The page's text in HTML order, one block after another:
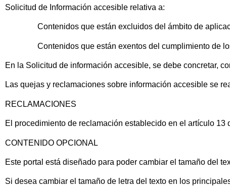
Solicitud de Información accesible relativa a:
Contenidos que están excluidos del ámbito de
Contenidos que están exentos del cumplimiento de los
En la Solicitud de información accesible, se debe concretar,
Las quejas y reclamaciones sobre información accesible se
RECLAMACIONES
El procedimiento de reclamación establecido en el artículo
CONTENIDO OPCIONAL
Este portal está diseñado para poder cambiar el tamaño del
Si desea cambiar el tamaño de letra del texto en los